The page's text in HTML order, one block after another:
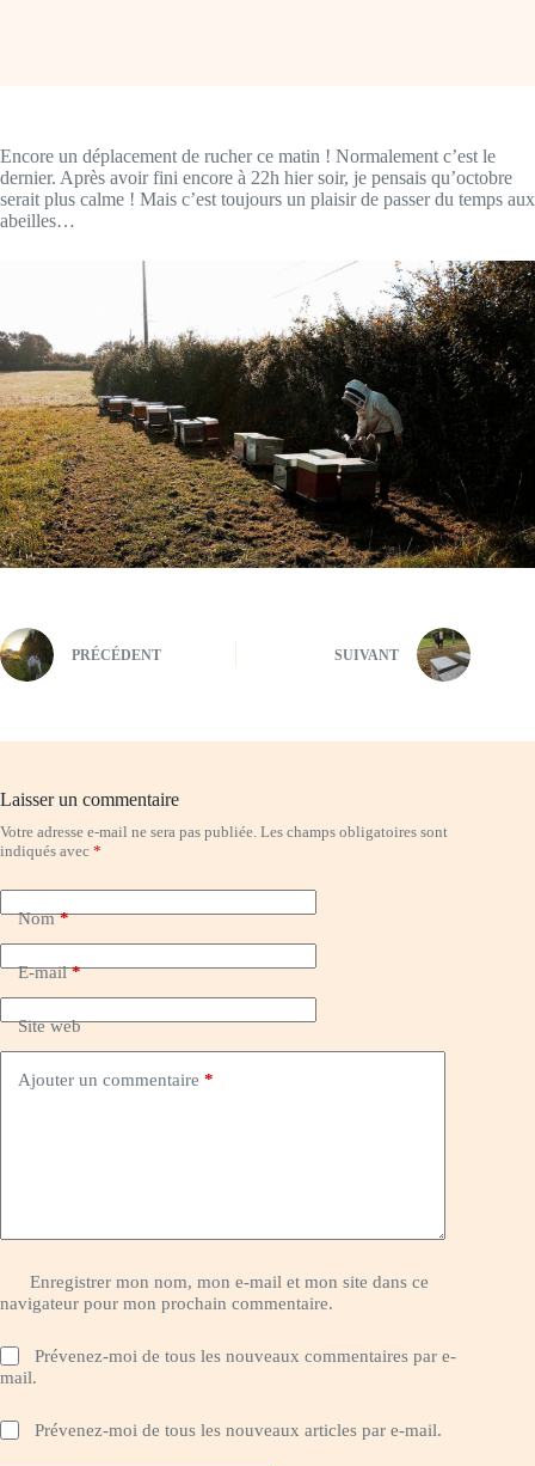
Encore un déplacement de rucher ce matin ! Normalement c’est le
dernier. Après avoir fini encore à 22h hier soir, je pensais qu’octobre
serait plus calme ! Mais c’est toujours un plaisir de passer du temps aux
abeilles…
PRÉCÉDENT SUIVANT
Laisser un commentaire
Votre adresse e-mail ne sera pas publiée. Les champs obligatoires sont
indiqués avec *
Nom*
E-mail*
Site web
Ajouter un commentaire *
Enregistrer mon nom, mon e-mail et mon site dans ce
navigateur pour mon prochain commentaire.
Prévenez-moi de tous les nouveaux commentaires par e-
mail.
Prévenez-moi de tous les nouveaux articles par e-mail.